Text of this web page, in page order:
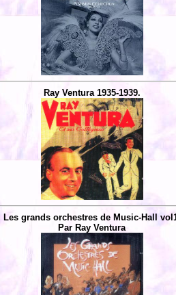
Ray Ventura 1935-1939.
Les grands orchestres de Music-Hall
Par Ray Ventura